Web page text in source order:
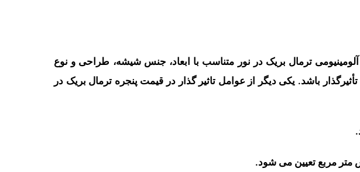
ترمال بریک در نور متناسب با ابعاد، جنس شیشه، طراحی و نوع
باشد. یکی دیگر از عوامل تاثیر گذار در قیمت پنجره ترمال بریک در
متر مربع تعیین می شود.